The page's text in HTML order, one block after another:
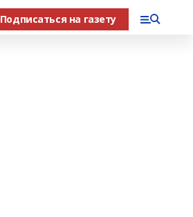
Подписаться на газету